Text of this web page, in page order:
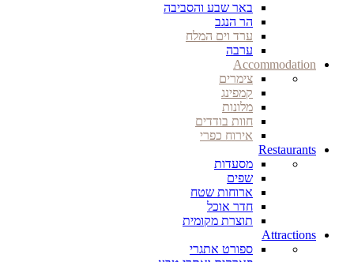
באר שבע והסביבה
הר הנגב
ערד וים המלח
ערבה
Accommodation
צימרים
קמפינג
מלונות
חוות בודדים
אירוח כפרי
Restaurants
מסעדות
שפים
ארוחות שטח
חדר אוכל
תוצרת מקומית
Attractions
ספורט אתגרי